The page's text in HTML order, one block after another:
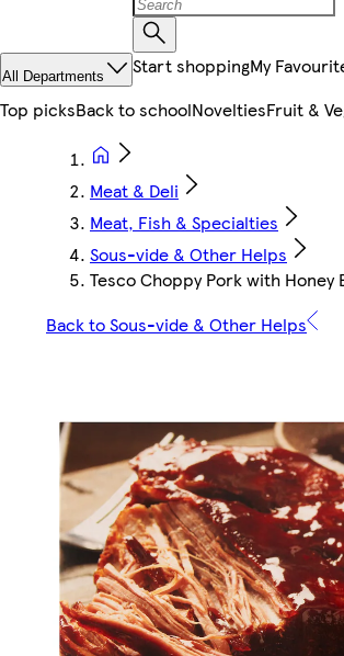
All Departments Start shoppingMy
Top picksBack to schoolNoveltiesFruit &
Meat & Deli
Meat, Fish & Specialties
Sous-vide & Other Helps
Tesco Choppy Pork with Honey
Back to Sous-vide & Other Helps